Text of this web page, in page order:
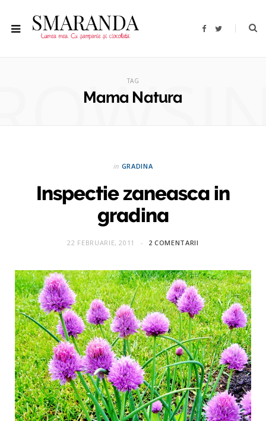
F
T
TAG
Mama Natura
in GRADINA
Inspectie zaneasca in
gradina
22 FEBRUARIE, 2011 2 COMENTARII